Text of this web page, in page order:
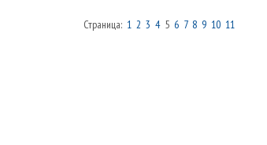
Страница: 1 2 3 45 6 7 8 9 10 11